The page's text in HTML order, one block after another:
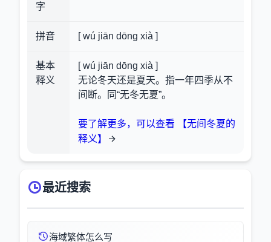
字
拼音 [ wú jiān dōng xià ]
基本
释义
[ wú jiān dōng xià ]
无论冬天还是夏天。指一年四季从不
间断。同“无冬无夏”。
要了解更多，可以查看 【无间冬夏的
释义】
最近搜索
海域繁体怎么写